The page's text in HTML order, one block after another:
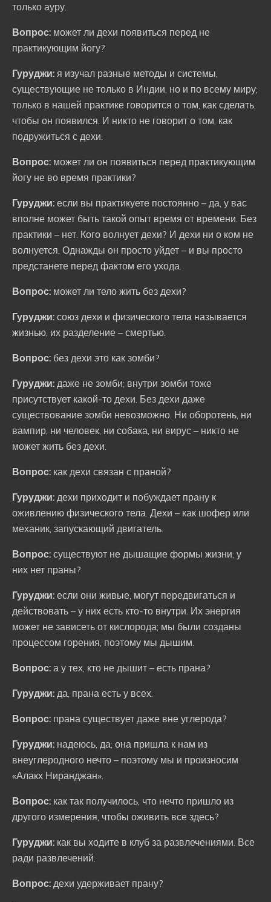
только ауру.
Вопрос: может ли дехи появиться перед не
практикующим йогу?
Гуруджи: я изучал разные методы и системы,
существующие не только в Индии, но и по всему миру;
только в нашей практике говорится о том, как сделать,
чтобы он появился. И никто не говорит о том, как
подружиться с дехи.
Вопрос: может ли он появиться перед практикующим
йогу не во время практики?
Гуруджи: если вы практикуете постоянно – да, у вас
вполне может быть такой опыт время от времени. Без
практики – нет. Кого волнует дехи? И дехи ни о ком не
волнуется. Однажды он просто уйдет – и вы просто
предстанете перед фактом его ухода.
Вопрос: может ли тело жить без дехи?
Гуруджи: союз дехи и физического тела называется
жизнью, их разделение – смертью.
Вопрос: без дехи это как зомби?
Гуруджи: даже не зомби; внутри зомби тоже
присутствует какой-то дехи. Без дехи даже
существование зомби невозможно. Ни оборотень, ни
вампир, ни человек, ни собака, ни вирус – никто не
может жить без дехи.
Вопрос: как дехи связан с праной?
Гуруджи: дехи приходит и побуждает прану к
оживлению физического тела. Дехи – как шофер или
механик, запускающий двигатель.
Вопрос: существуют не дышащие формы жизни; у
них нет праны?
Гуруджи: если они живые, могут передвигаться и
действовать – у них есть кто-то внутри. Их энергия
может не зависеть от кислорода; мы были созданы
процессом горения, поэтому мы дышим.
Вопрос: а у тех, кто не дышит – есть прана?
Гуруджи: да, прана есть у всех.
Вопрос: прана существует даже вне углерода?
Гуруджи: надеюсь, да; она пришла к нам из
внеуглеродного нечто – поэтому мы и произносим
«Алакх Ниранджан».
Вопрос: как так получилось, что нечто пришло из
другого измерения, чтобы оживить все здесь?
Гуруджи: как вы ходите в клуб за развлечениями. Все
ради развлечений.
Вопрос: дехи удерживает прану?